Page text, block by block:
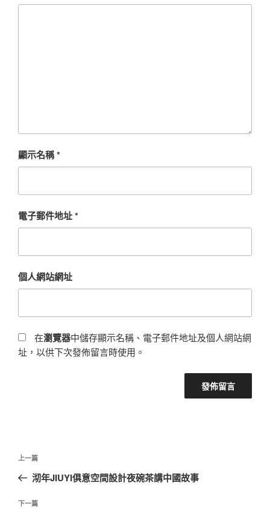
顯示名稱*
電子郵件地址*
個人網站網址
在瀏覽器中儲存顯示名稱、電子郵件地址及個人網站網
址，以供下次發佈留言時使用。
文
導
覽
上
一
文
上一篇
沏年JIUYI俱意空間設計夜碗茶講中國故事
下
下一篇